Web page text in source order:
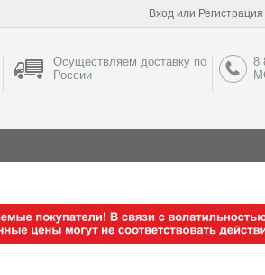
Вход или Регистрация
Осуществляем доставку по
России
8